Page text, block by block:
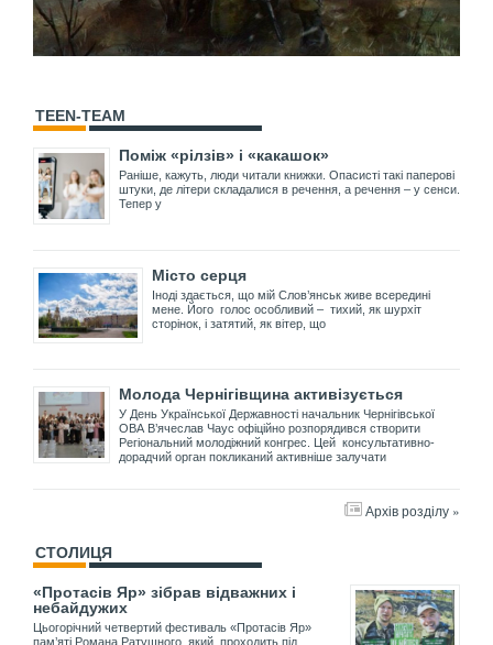
TEEN-TEAM
Поміж «рілзів» і «какашок»
Раніше, кажуть, люди читали книжки. Опасисті такі паперові
штуки, де літери складалися в речення, а речення – у сенси.
Тепер у
Місто серця
Іноді здається, що мій Слов’янськ живе всередині
мене. Його голос особливий – тихий, як шурхіт
сторінок, і затятий, як вітер, що
Молода Чернігівщина активізується
У День Української Державності начальник Чернігівської
ОВА В’ячеслав Чаус офіційно розпорядився створити
Регіональний молодіжний конгрес. Цей консультативно-
дорадчий орган покликаний активніше залучати
Архів розділу »
СТОЛИЦЯ
«Протасів Яр» зібрав відважних і
небайдужих
Цьогорічний четвертий фестиваль «Протасів Яр»
пам’яті Романа Ратушного, який проходить під